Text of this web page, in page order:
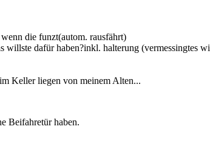
die funzt(autom. rausfährt)
willste dafür haben?inkl. halterung (vermessingtes
Keller liegen von meinem Alten...
Beifahretür haben.